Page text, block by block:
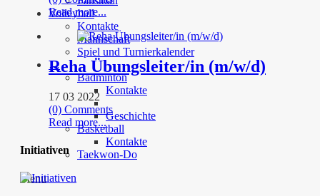
Volleyball
Kontakte
Mannschaft
Spiel und Turnierkalender
…
Badminton
Kontakte
Geschichte
Basketball
Kontakte
Taekwon-Do
Menu
Read more...
Reha Übungsleiter/in (m/w/d)
17 03 2022
(0) Comments
Read more...
Initiativen